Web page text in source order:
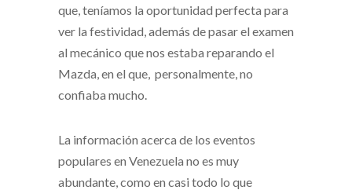
que, teníamos la oportunidad perfecta para
ver la festividad, además de pasar el examen
al mecánico que nos estaba reparando el
Mazda, en el que, personalmente, no
confiaba mucho.
La información acerca de los eventos
populares en Venezuela no es muy
abundante, como en casi todo lo que